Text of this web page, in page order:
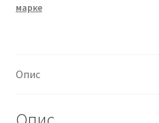
марке
Опис